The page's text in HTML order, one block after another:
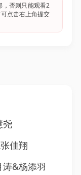
，否则只能观看2
点击右上角提交
尧
佳翔
&杨添羽